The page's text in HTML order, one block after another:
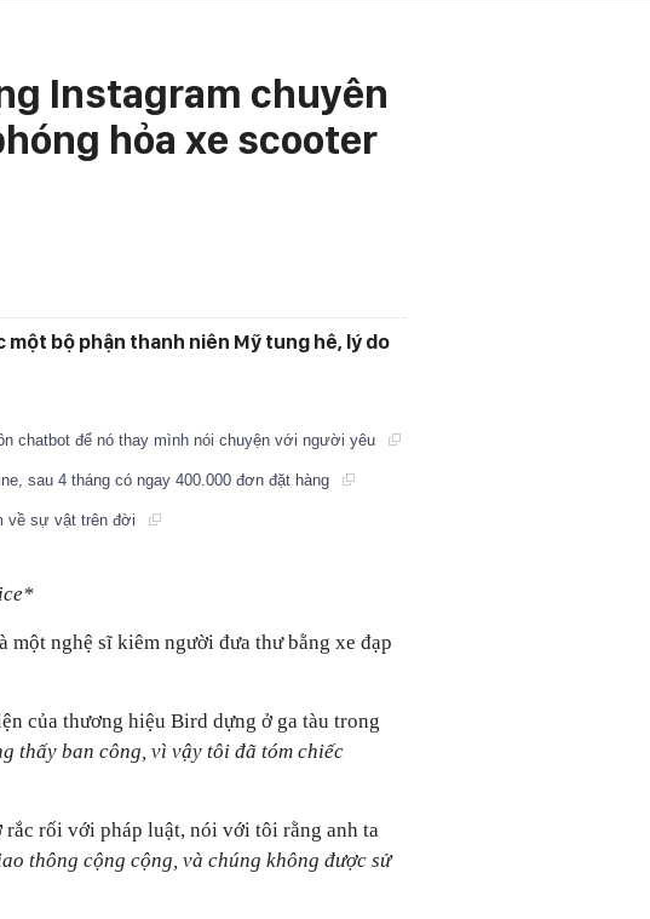
Instagram chuyên
hỏa xe scooter
bộ phận thanh niên Mỹ tung hê, lý do
chatbot để nó thay mình nói chuyện với người yêu
sau 4 tháng có ngay 400.000 đơn đặt hàng
về sự vật trên đời
nghệ sĩ kiêm người đưa thư bằng xe đạp
của thương hiệu Bird dựng ở ga tàu trong
thấy ban công, vì vậy tôi đã tóm chiếc
rối với pháp luật, nói với tôi rằng anh ta
thông cộng cộng, và chúng không được sử